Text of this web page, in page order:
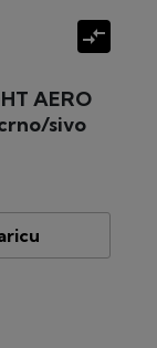
compare_arrows
AERO
sivo